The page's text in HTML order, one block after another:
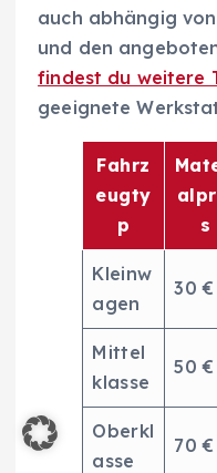
auch abhängig
und den
findest du weitere
geeignete
Fahrz
eugty
p
s
Kleinw
agen
30 €
Mittel
klasse
50 €
Oberkl
asse
70 €